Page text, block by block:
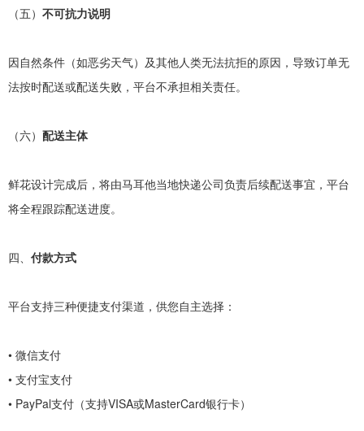
（五） 不可抗力说明
因自然条件（如恶劣天气）及其他人类无法抗拒的原因，导致订单无
法按时配送或配送失败，平台不承担相关责任。
（六） 配送主体
鲜花设计完成后，将由马耳他当地快递公司负责后续配送事宜，平台
将全程跟踪配送进度。
四、 付款方式
平台支持三种便捷支付渠道，供您自主选择：
• 微信支付
• 支付宝支付
• PayPal支付（支持VISA或MasterCard银行卡）